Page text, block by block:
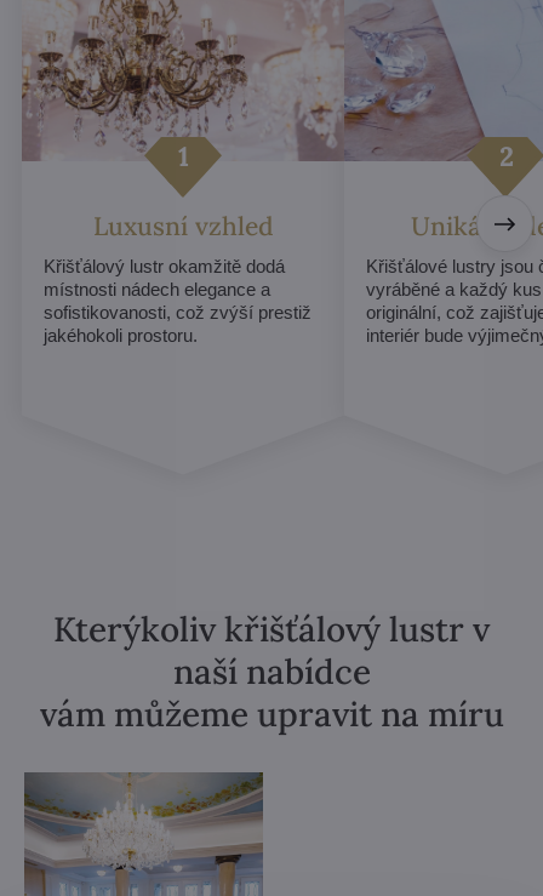
Luxusní vzhled
Křišťálový lustr okamžitě dodá
místnosti nádech elegance a
sofistikovanosti, což zvýší prestiž
jakéhokoli prostoru.
Unikátní
Křišťálové lustry jsou
vyráběné a každý
originální, což
interiér bude
Kterýkoliv křišťálový lustr v
naší nabídce
vám můžeme upravit na míru